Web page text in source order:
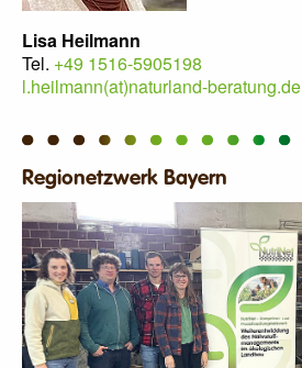
Lisa Heilmann
Tel. +49 1516-5905198
l.heilmann(at)naturland-beratung.de
Regionetzwerk Bayern